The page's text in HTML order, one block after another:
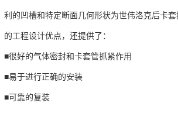
利的凹槽和特定断面几何形状为世伟洛克后卡
的工程设计优点，还提供了：
■很好的气体密封和卡套管抓紧作用
■易于进行正确的安装
■可靠的复装